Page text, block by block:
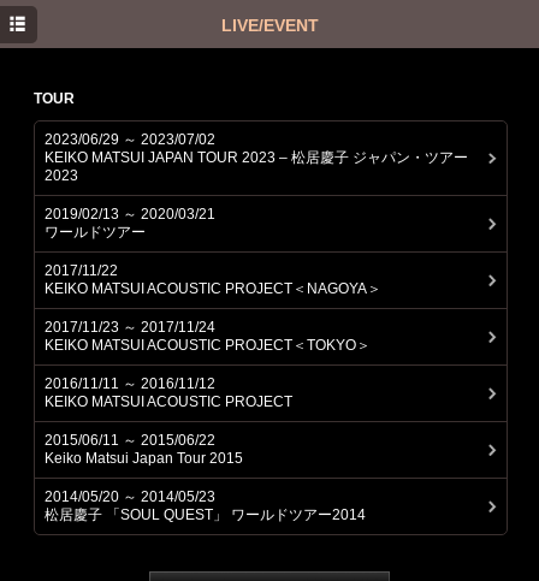
LIVE/EVENT
TOUR
2023/06/29 ～ 2023/07/02
KEIKO MATSUI JAPAN TOUR 2023 – 松居慶子 ジャパン・ツアー
2023
2019/02/13 ～ 2020/03/21
ワールドツアー
2017/11/22
KEIKO MATSUI ACOUSTIC PROJECT＜NAGOYA＞
2017/11/23 ～ 2017/11/24
KEIKO MATSUI ACOUSTIC PROJECT＜TOKYO＞
2016/11/11 ～ 2016/11/12
KEIKO MATSUI ACOUSTIC PROJECT
2015/06/11 ～ 2015/06/22
Keiko Matsui Japan Tour 2015
2014/05/20 ～ 2014/05/23
松居慶子 「SOUL QUEST」 ワールドツアー2014
PROFILE
DISCOGRAPHY
TWITTER
INSTAGRAM